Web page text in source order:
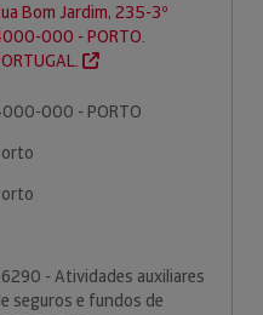
Bom Jardim, 235-3º
000 - PORTO.
000 - PORTO
- Atividades auxiliares
seguros e fundos de